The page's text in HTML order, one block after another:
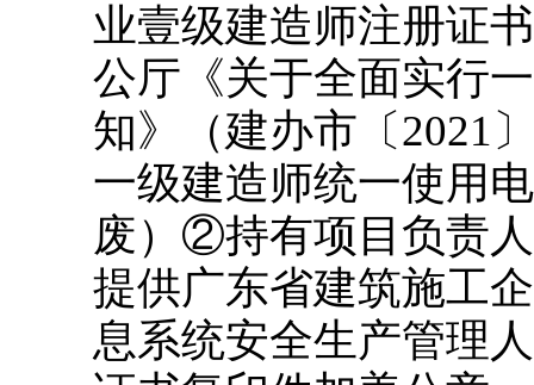
业壹级建造师注册证
公厅《关于全面实行
知》（建办市〔2021
一级建造师统一使用
废）②持有项目负责
提供广东省建筑施工
息系统安全生产管理